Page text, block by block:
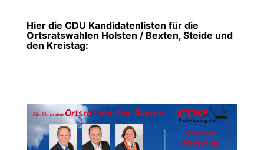
Hier die CDU Kandidatenlisten für die
Ortsratswahlen Holsten / Bexten, Steide und
den Kreistag: